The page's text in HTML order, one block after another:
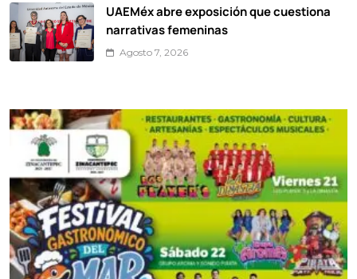
UAEMéx abre exposición que cuestiona
narrativas femeninas
Agosto 7, 2026